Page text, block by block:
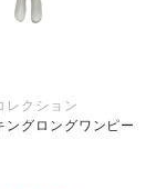
レクション
ングロングワンピー